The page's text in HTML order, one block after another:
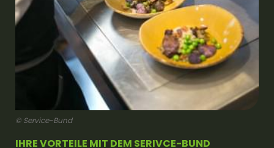
© Service-Bund
IHRE VORTEILE MIT DEM SERIVCE-BUND